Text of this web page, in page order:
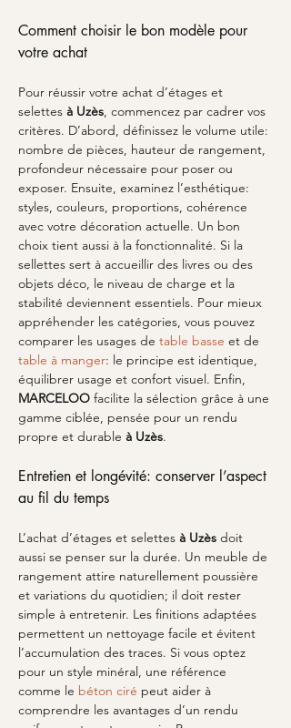
Comment choisir le bon modèle pour
votre achat
Pour réussir votre achat d’étages et
selettes à Uzès, commencez par cadrer vos
critères. D’abord, définissez le volume utile:
nombre de pièces, hauteur de rangement,
profondeur nécessaire pour poser ou
exposer. Ensuite, examinez l’esthétique:
styles, couleurs, proportions, cohérence
avec votre décoration actuelle. Un bon
choix tient aussi à la fonctionnalité. Si la
sellettes sert à accueillir des livres ou des
objets déco, le niveau de charge et la
stabilité deviennent essentiels. Pour mieux
appréhender les catégories, vous pouvez
comparer les usages de table basse et de
table à manger: le principe est identique,
équilibrer usage et confort visuel. Enfin,
MARCELOO facilite la sélection grâce à une
gamme ciblée, pensée pour un rendu
propre et durable à Uzès.
Entretien et longévité: conserver l’aspect
au fil du temps
L’achat d’étages et selettes à Uzès doit
aussi se penser sur la durée. Un meuble de
rangement attire naturellement poussière
et variations du quotidien; il doit rester
simple à entretenir. Les finitions adaptées
permettent un nettoyage facile et évitent
l’accumulation des traces. Si vous optez
pour un style minéral, une référence
comme le béton ciré peut aider à
comprendre les avantages d’un rendu